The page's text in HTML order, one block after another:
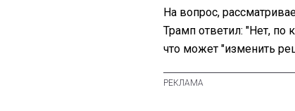
На вопрос,
Трамп ответил: "Нет, по
что может "изменить